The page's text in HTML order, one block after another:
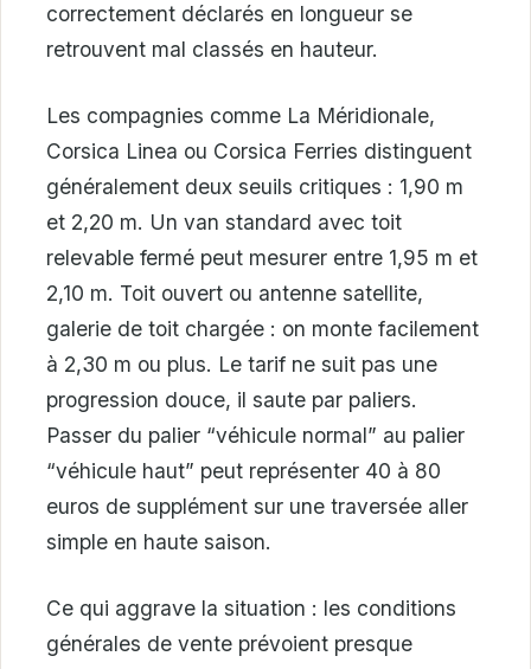
correctement déclarés en longueur se
retrouvent mal classés en hauteur.
Les compagnies comme La Méridionale,
Corsica Linea ou Corsica Ferries distinguent
généralement deux seuils critiques : 1,90 m
et 2,20 m. Un van standard avec toit
relevable fermé peut mesurer entre 1,95 m et
2,10 m. Toit ouvert ou antenne satellite,
galerie de toit chargée : on monte facilement
à 2,30 m ou plus. Le tarif ne suit pas une
progression douce, il saute par paliers.
Passer du palier “véhicule normal” au palier
“véhicule haut” peut représenter 40 à 80
euros de supplément sur une traversée aller
simple en haute saison.
Ce qui aggrave la situation : les conditions
générales de vente prévoient presque